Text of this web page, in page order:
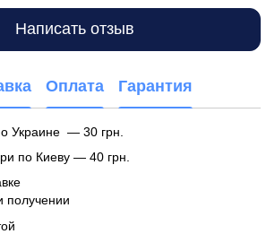
Написать отзыв
Оплата Гарантия
Украине — 30 грн.
по Киеву — 40 грн.
получении